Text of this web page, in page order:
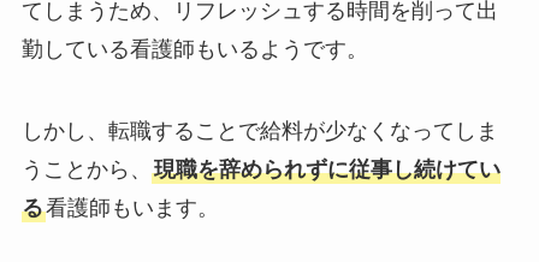
てしまうため、リフレッシュする時間を削って出
勤している看護師もいるようです。
しかし、転職することで給料が少なくなってしま
うことから、 現職を辞められずに従事し続けてい
る看護師もいます。